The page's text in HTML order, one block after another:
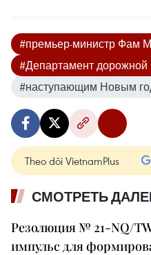
#премьер-министр Фам
#Департамент дорожной
#наступающим Новым
Theo dõi VietnamPlus
СМОТРЕТЬ
Резолюция № 21-NQ/
импульс для